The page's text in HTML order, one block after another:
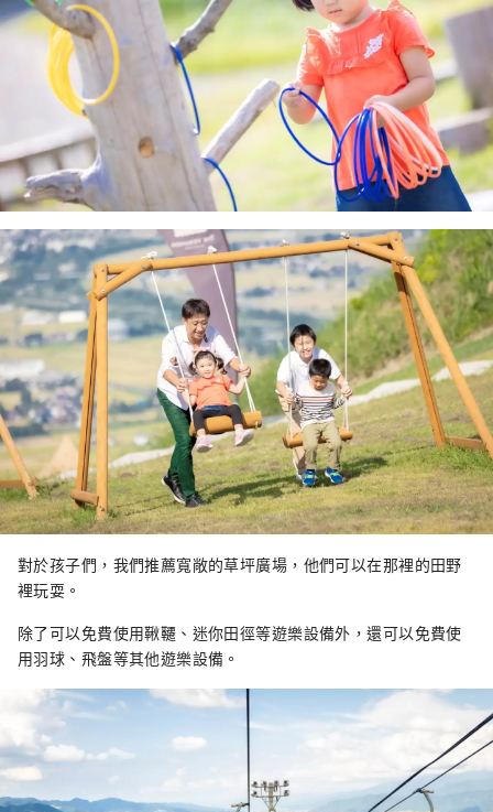
對於孩子們，我們推薦寬敞的草坪廣場，他們可以在那裡的田野
裡玩耍。
除了可以免費使用鞦韆、迷你田徑等遊樂設備外，還可以免費使
用羽球、飛盤等其他遊樂設備。